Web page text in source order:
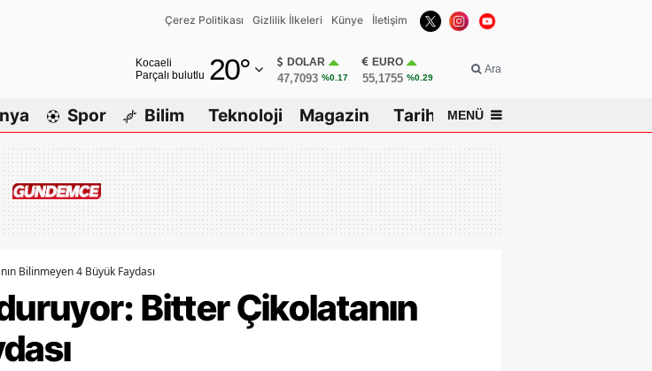
Çerez Politikası Gizlilik İlkeleri Künye İletişim
Kocaeli
Parçalı bulutlu 20°
Afyonkarahisar
Ağrı
Amasya
Ankara
Antalya
Artvin
DOLAR
47,7093 %0.17
EURO
55,1755 %0.29
Ara
Spor Bilim Teknoloji Magazin Tarih MENÜ
Bilinmeyen 4 Büyük Faydası
Bitter Çikolatanın